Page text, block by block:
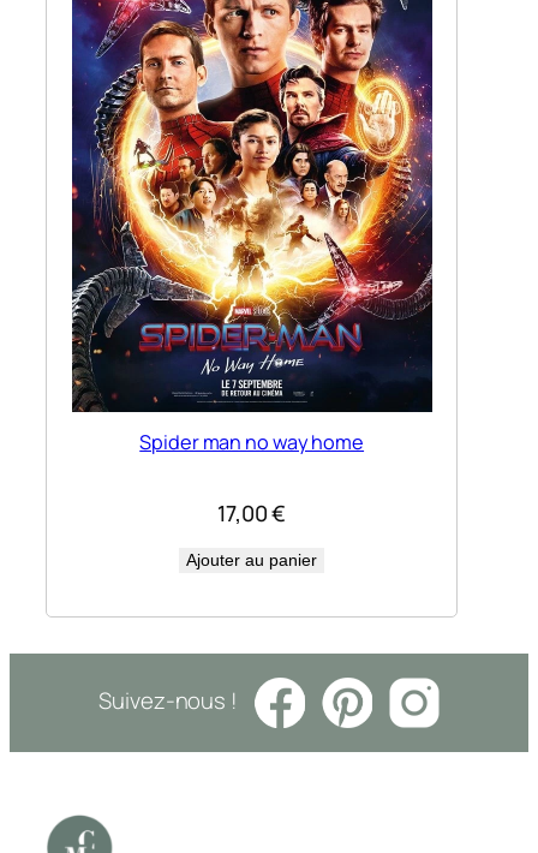
Spider man no way home
17,00€
Ajouter au panier
Suivez-nous !